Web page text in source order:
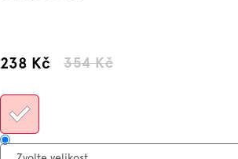
354 Kč
238 Kč Měrná